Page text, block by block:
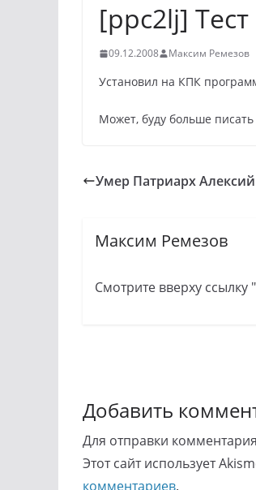
[ppc2lj] Тест
09.12.2008 Максим Ремезов
Установил на КПК
Может, буду больше
Умер Патриарх
Максим Ремезов
Смотрите вверху
Добавить
Для отправки
Этот сайт использует
комментариев.